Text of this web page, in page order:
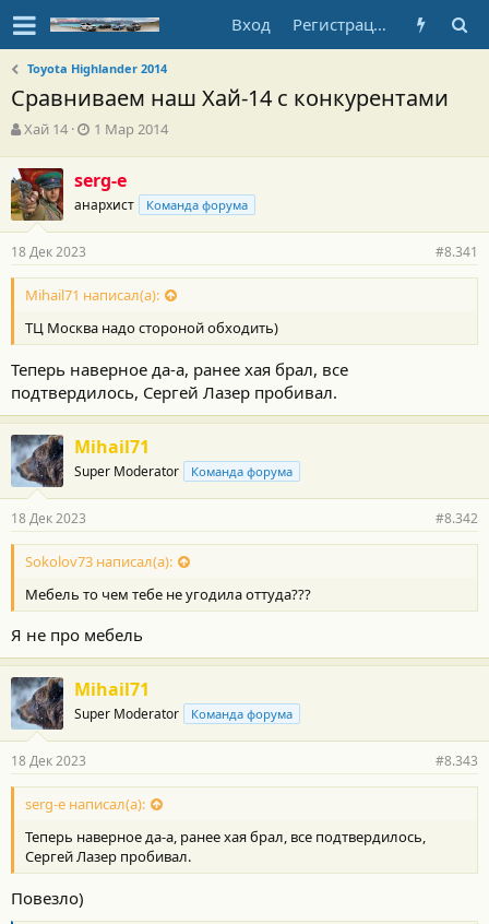
Вход Регистрация
Toyota Highlander 2014
Сравниваем наш Хай-14 с конкурентами
А
т
о
р
т
е
м
ы
Хай 14
Д
а
н
а
л
а
1 Мар 2014
serg-e
анархист Команда форума
18 Дек 2023 #8.341
Mihail71 написал(а):
ТЦ Москва надо стороной обходить)
Теперь наверное да-а, ранее хая брал, все
подтвердилось, Сергей Лазер пробивал.
Mihail71
Super Moderator Команда форума
18 Дек 2023 #8.342
Sokolov73 написал(а):
Мебель то чем тебе не угодила оттуда???
Я не про мебель
Mihail71
Super Moderator Команда форума
18 Дек 2023 #8.343
serg-e написал(а):
Теперь наверное да-а, ранее хая брал, все подтвердилось,
Сергей Лазер пробивал.
Повезло)